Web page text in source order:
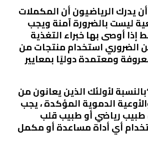
يدرك الرياضيون أن المكملات
ليست بالضرورة آمنة ويجب
أوصى بها خبراء التغذية
الضروري استخدام منتجات من
ومعتمدة دوليًا بمعايير
لأولئك الذين يعانون من
الدموية المؤكدة ، يجب
طبيب رياضي أو طبيب قلب
أي أداة مساعدة أو مكمل